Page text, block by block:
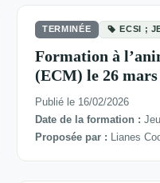
TERMINÉE ECSI ;
Formation à
(ECM) le 26 mars
Publié le 16/02/2026
Date de la formation :
Proposée par : Lianes